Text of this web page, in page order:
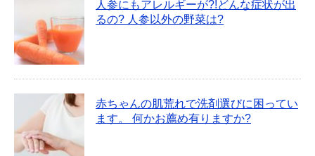
人参にもアレルギーが?!どんな症状が出
るの? 人参以外の野菜は?
赤ちゃんの肌荒れで洗剤選びに困ってい
ます。 何かお薦め有りますか?